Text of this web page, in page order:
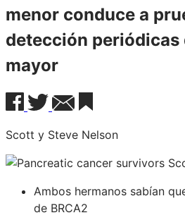
menor conduce a
detección periódicas
mayor
Scott y Steve Nelson
Ambos hermanos sabían
de BRCA2